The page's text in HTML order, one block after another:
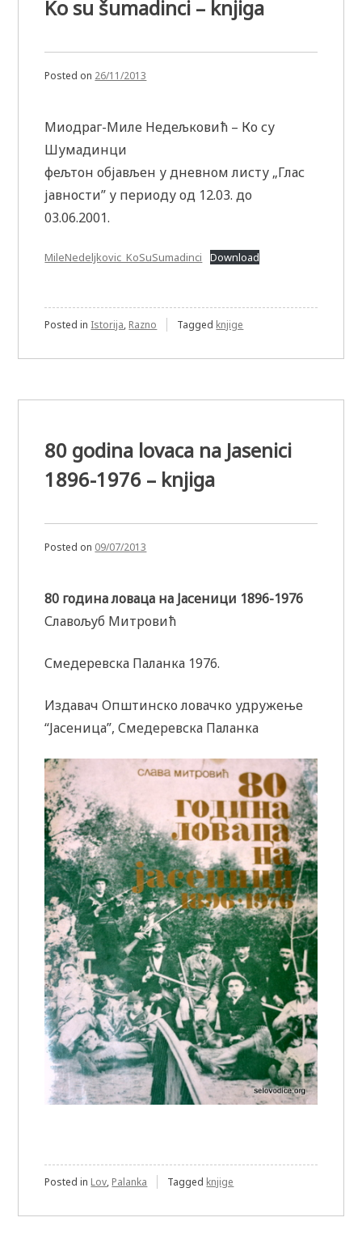
Ko su šumadinci – knjiga
Posted on 26/11/2013
Миодраг-Миле Недељковић – Ко су
Шумадинци
фељтон објављен у дневном листу „Глас
јавности” у периоду од 12.03. до
03.06.2001.
MileNedeljkovic_KoSuSumadinci Download
Posted in Istorija, Razno Tagged knjige
80 godina lovaca na Jasenici
1896-1976 – knjiga
Posted on 09/07/2013
80 година ловаца на Јасеници 1896-1976
Славољуб Митровић
Смедеревска Паланка 1976.
Издавач Општинско ловачко удружење
“Јасеница”, Смедеревска Паланка
Posted in Lov, Palanka Tagged knjige